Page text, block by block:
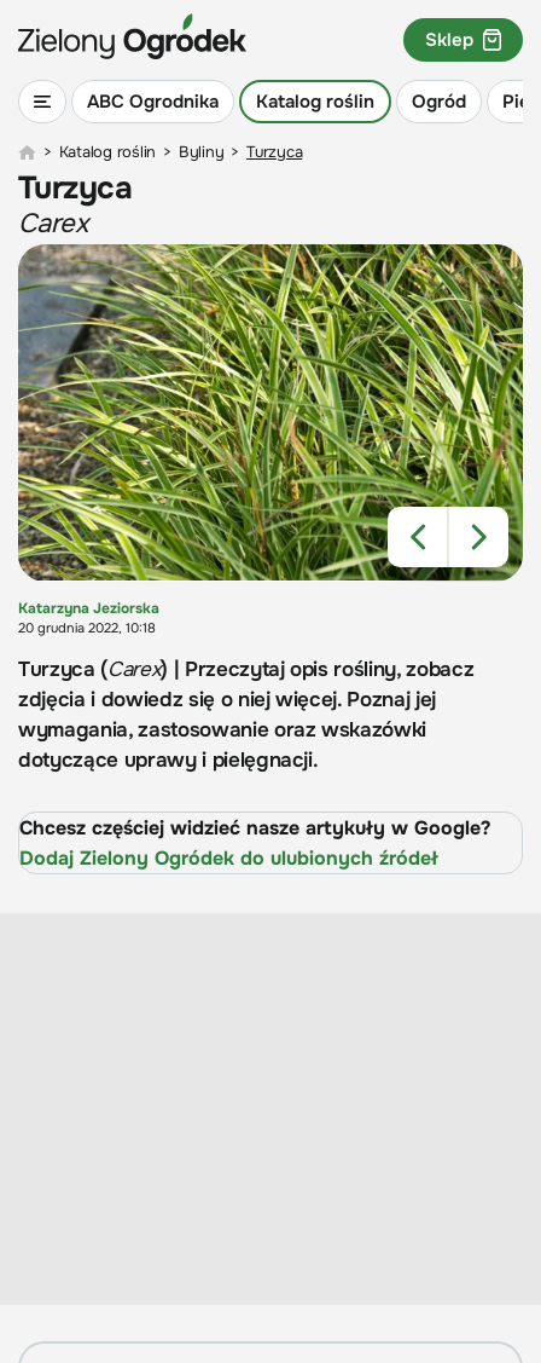
ABC Ogrodnika Katalog roślin Ogród
Sklep
> Katalog roślin > Byliny > Turzyca
Turzyca
Carex
Katarzyna Jeziorska
20 grudnia 2022, 10:18
Turzyca (Carex) | Przeczytaj opis rośliny, zobacz
zdjęcia i dowiedz się o niej więcej. Poznaj jej
wymagania, zastosowanie oraz wskazówki
dotyczące uprawy i pielęgnacji.
Chcesz częściej widzieć nasze artykuły w Google?
Dodaj Zielony Ogródek do ulubionych źródeł